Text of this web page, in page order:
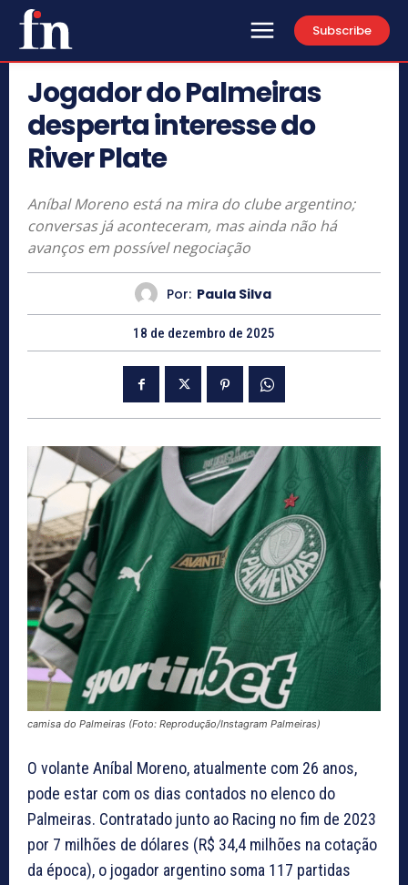
Subscribe
Jogador do Palmeiras
desperta interesse do
River Plate
Aníbal Moreno está na mira do clube argentino;
conversas já aconteceram, mas ainda não há
avanços em possível negociação
Por: Paula Silva
18 de dezembro de 2025
camisa do Palmeiras (Foto: Reprodução/Instagram Palmeiras)
O volante Aníbal Moreno, atualmente com 26 anos,
pode estar com os dias contados no elenco do
Palmeiras. Contratado junto ao Racing no fim de 2023
por 7 milhões de dólares (R$ 34,4 milhões na cotação
da época), o jogador argentino soma 117 partidas